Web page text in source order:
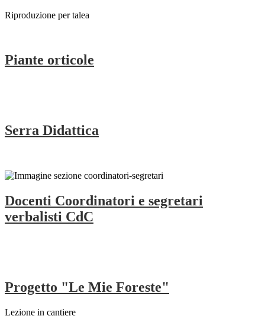
Riproduzione per talea
Piante orticole
Serra Didattica
Docenti Coordinatori e segretari
verbalisti CdC
Progetto "Le Mie Foreste"
Lezione in cantiere